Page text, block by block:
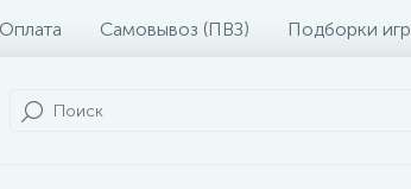
Самовывоз (ПВЗ) Подборки игр